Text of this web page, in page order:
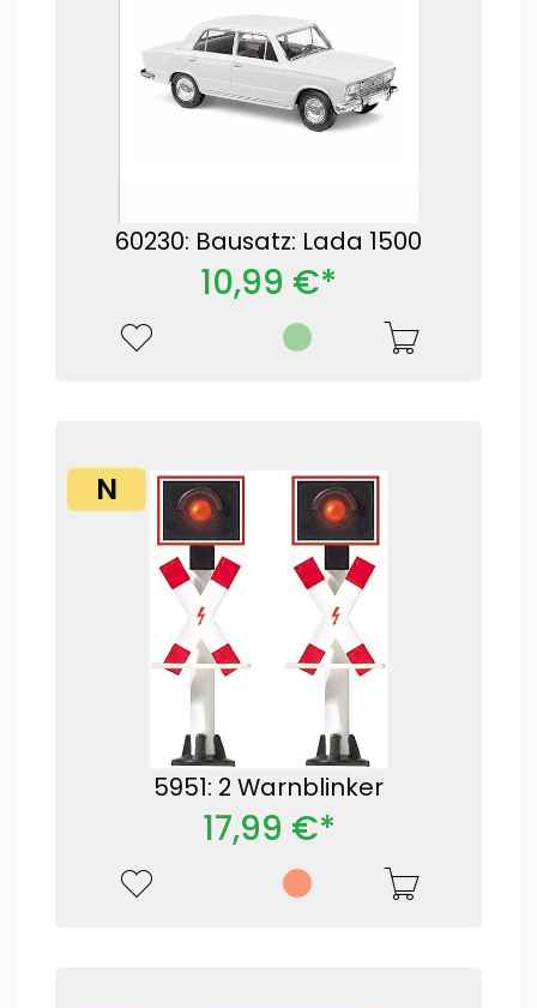
60230: Bausatz: Lada 1500
10,99 €*
N
5951: 2 Warnblinker
17,99 €*